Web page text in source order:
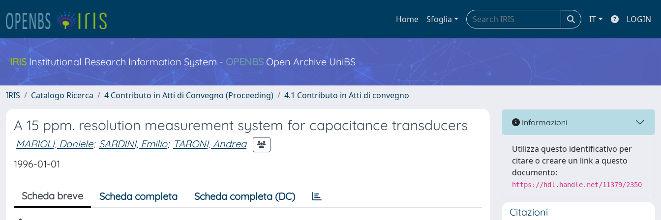
Home Sfoglia IT LOGIN
IRIS Institutional Research Information System - OPENBS Open Archive UniBS
IRIS Catalogo Ricerca 4 Contributo in Atti di Convegno (Proceeding) 4.1 Contributo in Atti di convegno
A 15 ppm. resolution measurement system for capacitance transducers
MARIOLI, Daniele; SARDINI, Emilio; TARONI, Andrea
1996-01-01
Scheda breve Scheda completa Scheda completa (DC)
Informazioni
Utilizza questo identificativo per
citare o creare un link a questo
documento:
https://hdl.handle.net/11379/2350
Citazioni